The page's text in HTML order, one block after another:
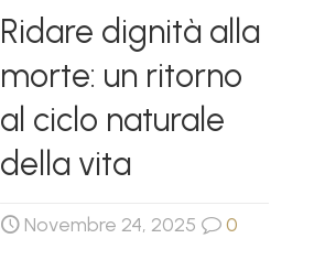
Ridare dignità alla
morte: un ritorno
al ciclo naturale
della vita
Novembre 24, 2025 0